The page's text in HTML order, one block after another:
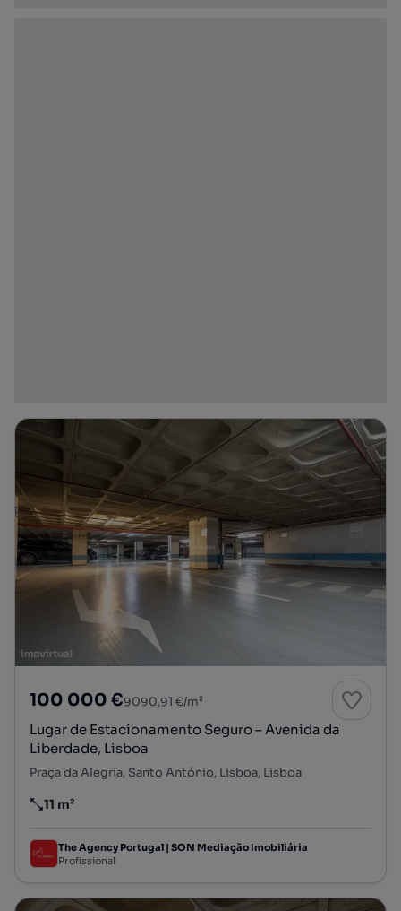
100 000 €9090,91 €/m²
Lugar de Estacionamento Seguro – Avenida da
Liberdade, Lisboa
Praça da Alegria, Santo António, Lisboa, Lisboa
Preço por metro quadrado
11 m²
The Agency Portugal | SON Mediação Imobiliária
Profissional